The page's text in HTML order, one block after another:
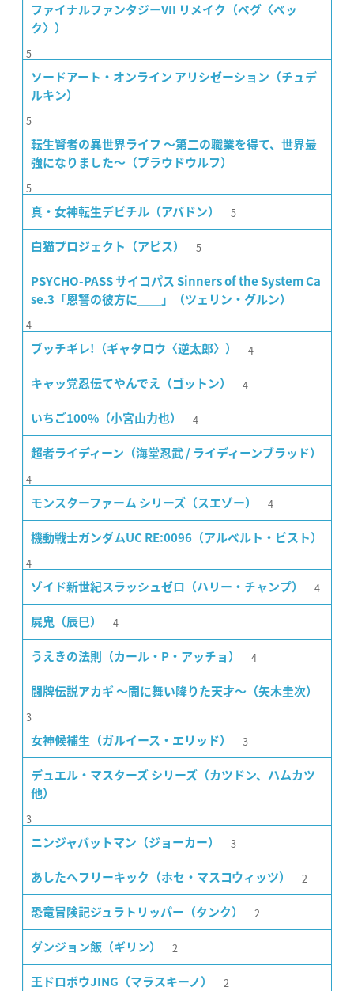
ファイナルファンタジーVII リメイク（ベグ〈ベッ
ク〉）
5
ソードアート・オンライン アリシゼーション（チュデ
ルキン）
5
転生賢者の異世界ライフ 〜第二の職業を得て、世界最
強になりました〜（プラウドウルフ）
5
真・女神転生デビチル（アバドン） 5
白猫プロジェクト（アピス） 5
PSYCHO-PASS サイコパス Sinners of the System Ca
se.3「恩讐の彼方に＿＿」（ツェリン・グルン）
4
ブッチギレ!（ギャタロウ〈逆太郎〉） 4
キャッ党忍伝てやんでえ（ゴットン） 4
いちご100%（小宮山力也） 4
超者ライディーン（海堂忍武 / ライディーンブラッド）
4
モンスターファーム シリーズ（スエゾー） 4
機動戦士ガンダムUC RE:0096（アルベルト・ビスト）
4
ゾイド新世紀スラッシュゼロ（ハリー・チャンプ） 4
屍鬼（辰巳） 4
うえきの法則（カール・P・アッチョ） 4
闘牌伝説アカギ 〜闇に舞い降りた天才〜（矢木圭次）
3
女神候補生（ガルイース・エリッド） 3
デュエル・マスターズ シリーズ（カツドン、ハムカツ
他）
3
ニンジャバットマン（ジョーカー） 3
あしたへフリーキック（ホセ・マスコウィッツ） 2
恐竜冒険記ジュラトリッパー（タンク） 2
ダンジョン飯（ギリン） 2
王ドロボウJING（マラスキーノ） 2